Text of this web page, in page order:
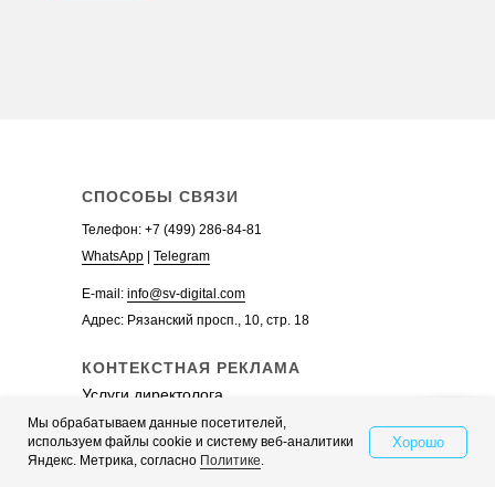
СПОСОБЫ СВЯЗИ
Телефон: +7 (499) 286-84-81
WhatsApp
Telegram
E-mail: info@sv-digital.com
Адрес: Рязанский просп., 10, стр. 18
КОНТЕКСТНАЯ РЕКЛАМА
Настройка контекстной рекламы
Услуги директолога
Ведение контекстной рекламы
Стоимость контекстной рекламы
Свяжитесь с нами
Мы обрабатываем данные посетителей,
используем файлы cookie и систему веб-аналитики
Яндекс. Метрика, согласно Политике.
Хорошо